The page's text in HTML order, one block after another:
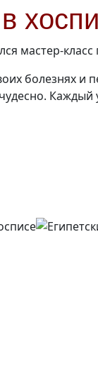
мастер-
болезнях и
Каждый